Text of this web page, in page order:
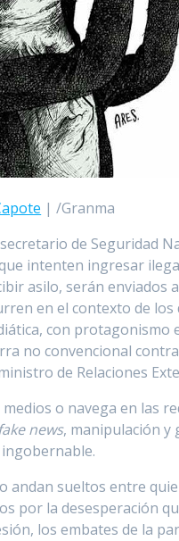
| /Granma
de Seguridad
intenten ingresar
asilo, serán enviados
en el contexto de
con protagonismo
no convencional
de Relaciones
o navega en las
fake news, manipulación y
andan sueltos entre
por la desesperación
los embates de la